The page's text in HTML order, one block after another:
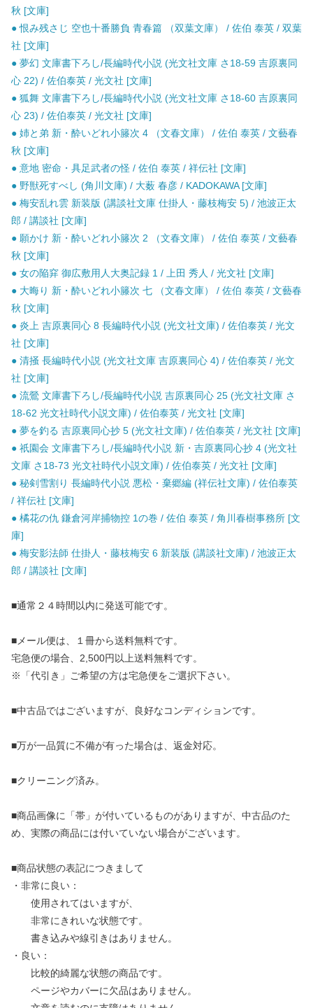
秋 [文庫]
● 恨み残さじ 空也十番勝負 青春篇 （双葉文庫） / 佐伯 泰英 / 双葉
社 [文庫]
● 夢幻 文庫書下ろし/長編時代小説 (光文社文庫 さ18-59 吉原裏同
心 22) / 佐伯泰英 / 光文社 [文庫]
● 狐舞 文庫書下ろし/長編時代小説 (光文社文庫 さ18-60 吉原裏同
心 23) / 佐伯泰英 / 光文社 [文庫]
● 姉と弟 新・酔いどれ小籐次 4 （文春文庫） / 佐伯 泰英 / 文藝春
秋 [文庫]
● 意地 密命・具足武者の怪 / 佐伯 泰英 / 祥伝社 [文庫]
● 野獣死すべし (角川文庫) / 大薮 春彦 / KADOKAWA [文庫]
● 梅安乱れ雲 新装版 (講談社文庫 仕掛人・藤枝梅安 5) / 池波正太
郎 / 講談社 [文庫]
● 願かけ 新・酔いどれ小籐次 2 （文春文庫） / 佐伯 泰英 / 文藝春
秋 [文庫]
● 女の陥穽 御広敷用人大奥記録 1 / 上田 秀人 / 光文社 [文庫]
● 大晦り 新・酔いどれ小籐次 七 （文春文庫） / 佐伯 泰英 / 文藝春
秋 [文庫]
● 炎上 吉原裏同心 8 長編時代小説 (光文社文庫) / 佐伯泰英 / 光文
社 [文庫]
● 清掻 長編時代小説 (光文社文庫 吉原裏同心 4) / 佐伯泰英 / 光文
社 [文庫]
● 流鶯 文庫書下ろし/長編時代小説 吉原裏同心 25 (光文社文庫 さ
18-62 光文社時代小説文庫) / 佐伯泰英 / 光文社 [文庫]
● 夢を釣る 吉原裏同心抄 5 (光文社文庫) / 佐伯泰英 / 光文社 [文庫]
● 祇園会 文庫書下ろし/長編時代小説 新・吉原裏同心抄 4 (光文社
文庫 さ18-73 光文社時代小説文庫) / 佐伯泰英 / 光文社 [文庫]
● 秘剣雪割り 長編時代小説 悪松・棄郷編 (祥伝社文庫) / 佐伯泰英
/ 祥伝社 [文庫]
● 橘花の仇 鎌倉河岸捕物控 1の巻 / 佐伯 泰英 / 角川春樹事務所 [文
庫]
● 梅安影法師 仕掛人・藤枝梅安 6 新装版 (講談社文庫) / 池波正太
郎 / 講談社 [文庫]
■通常２４時間以内に発送可能です。
■メール便は、１冊から送料無料です。
宅急便の場合、2,500円以上送料無料です。
※「代引き」ご希望の方は宅急便をご選択下さい。
■中古品ではございますが、良好なコンディションです。
■万が一品質に不備が有った場合は、返金対応。
■クリーニング済み。
■商品画像に「帯」が付いているものがありますが、中古品のた
め、実際の商品には付いていない場合がございます。
■商品状態の表記につきまして
・非常に良い：
使用されてはいますが、
非常にきれいな状態です。
書き込みや線引きはありません。
・良い：
比較的綺麗な状態の商品です。
ページやカバーに欠品はありません。